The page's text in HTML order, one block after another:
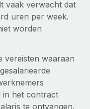
vaak verwacht dat
uren per week.
worden
vereisten waaraan
in het contract
te ontvangen.